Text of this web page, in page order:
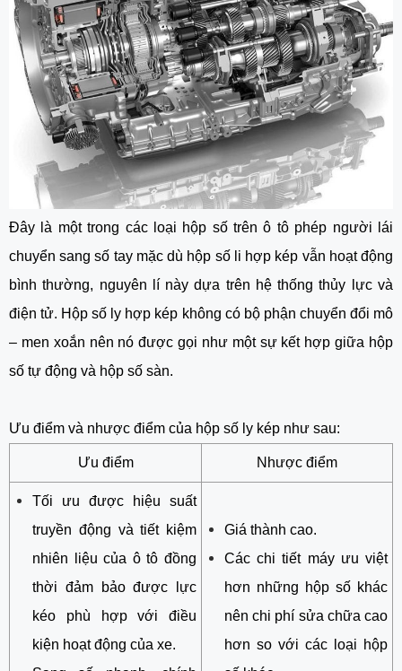
Đây là một trong các loại hộp số trên ô tô phép người lái
chuyển sang số tay mặc dù hộp số li hợp kép vẫn hoạt động
bình thường, nguyên lí này dựa trên hệ thống thủy lực và
điện tử. Hộp số ly hợp kép không có bộ phận chuyển đổi mô
– men xoắn nên nó được gọi như một sự kết hợp giữa hộp
số tự động và hộp số sàn.
Ưu điểm và nhược điểm của hộp số ly kép như sau:
Ưu điểm Nhược điểm
Tối ưu được hiệu suất
truyền động và tiết kiệm
nhiên liệu của ô tô đồng
thời đảm bảo được lực
kéo phù hợp với điều
kiện hoạt động của xe.
Giá thành cao.
Các chi tiết máy ưu việt
hơn những hộp số khác
nên chi phí sửa chữa cao
hơn so với các loại hộp